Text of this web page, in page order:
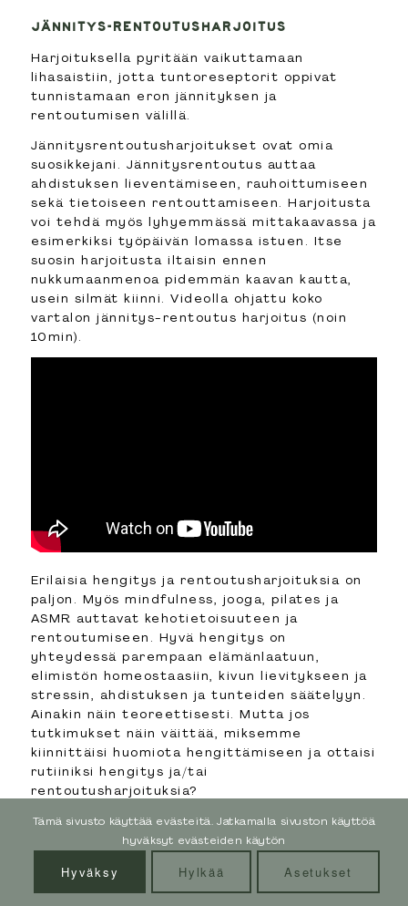
JÄNNITYS-RENTOUTUSHARJOITUS
Harjoituksella pyritään vaikuttamaan
lihasaistiin, jotta tuntoreseptorit oppivat
tunnistamaan eron jännityksen ja
rentoutumisen välillä.
Jännitysrentoutusharjoitukset ovat omia
suosikkejani. Jännitysrentoutus auttaa
ahdistuksen lieventämiseen, rauhoittumiseen
sekä tietoiseen rentouttamiseen. Harjoitusta
voi tehdä myös lyhyemmässä mittakaavassa ja
esimerkiksi työpäivän lomassa istuen. Itse
suosin harjoitusta iltaisin ennen
nukkumaanmenoa pidemmän kaavan kautta,
usein silmät kiinni. Videolla ohjattu koko
vartalon jännitys-rentoutus harjoitus (noin
10min).
Erilaisia hengitys ja rentoutusharjoituksia on
paljon. Myös mindfulness, jooga, pilates ja
ASMR auttavat kehotietoisuuteen ja
rentoutumiseen. Hyvä hengitys on
yhteydessä parempaan elämänlaatuun,
elimistön homeostaasiin, kivun lievitykseen ja
stressin, ahdistuksen ja tunteiden säätelyyn.
Ainakin näin teoreettisesti. Mutta jos
tutkimukset näin väittää, miksemme
kiinnittäisi huomiota hengittämiseen ja ottaisi
rutiiniksi hengitys ja/tai
rentoutusharjoituksia?
Yhteistyö
Palvelut
Verkkovalmennukset
Kauppa
Blogi
Ota yhteyttä
Tietosuojaseloste
SEURAA MUA SOMESSA
Tämä sivusto käyttää evästeitä. Jatkamalla sivuston käyttöä
hyväksyt evästeiden käytön
Hyväksy Hylkää Asetukset